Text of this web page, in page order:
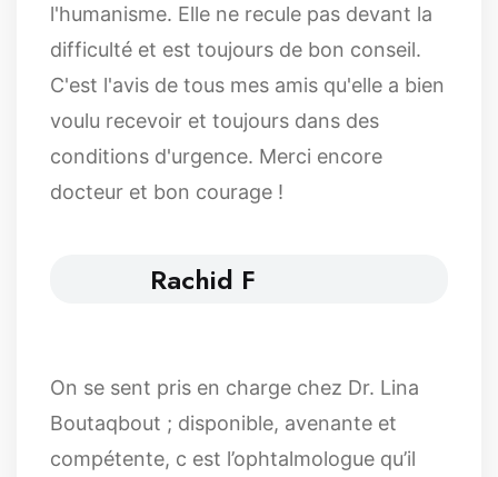
l'humanisme. Elle ne recule pas devant la
difficulté et est toujours de bon conseil.
C'est l'avis de tous mes amis qu'elle a bien
voulu recevoir et toujours dans des
conditions d'urgence. Merci encore
docteur et bon courage !
Rachid F
On se sent pris en charge chez Dr. Lina
Boutaqbout ; disponible, avenante et
compétente, c est l’ophtalmologue qu’il